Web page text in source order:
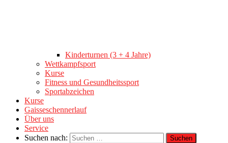
Kinderturnen (3 + 4 Jahre)
Wettkampfsport
Kurse
Fitness und Gesundheitssport
Sportabzeichen
Kurse
Gaisseschennerlauf
Über uns
Service
Suchen nach: